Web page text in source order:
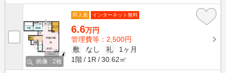
画像 : 2枚
即入居 インターネット無料
6.6万円
管理費等：2,500円
敷
なし 礼
1ヶ月
1階
1R 30.62㎡